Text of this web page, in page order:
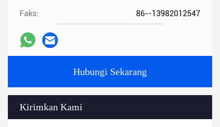
Faks: 86--13982012547
Hubungi Sekarang
Kirimkan Kami